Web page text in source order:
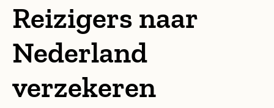
Reizigers naar
Nederland
verzekeren